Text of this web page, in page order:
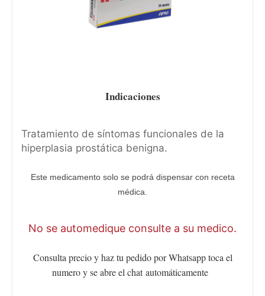
Indicaciones
Tratamiento de síntomas funcionales de la
hiperplasia prostática benigna.
Este medicamento solo se podrá dispensar con receta
médica.
No se automedique consulte a su medico.
Consulta precio y haz tu pedido por Whatsapp toca el
numero y se abre el chatautomáticamente